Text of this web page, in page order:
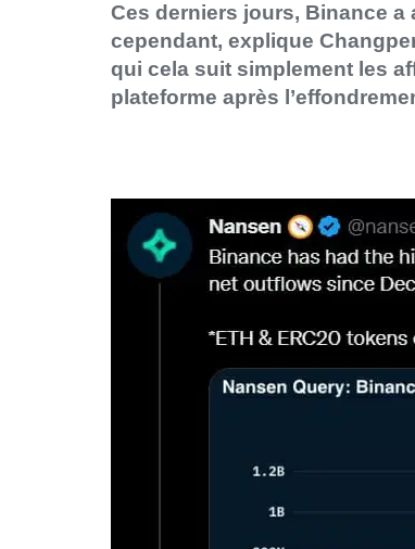
Ces derniers jours, Binance a
cependant, explique
qui cela suit simplement les
plateforme après